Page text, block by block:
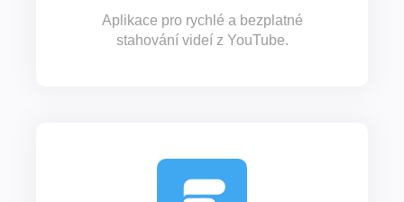
Aplikace pro rychlé a bezplatné
stahování videí z YouTube.